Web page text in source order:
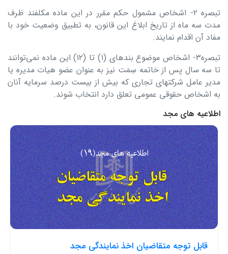
تبصره ۲- اشخاص مشمول حکم مقرر در این ماده مکلفند ظرف
مدت سه ماه از تاریخ ابلاغ این قانون، به تطبیق وضعیت خود با
مفاد آن اقدام نمایند.
تبصره۳- اشخاص موضوع بندهای (۱) تا (۱۲) این ماده نمی‌توانند
تا سه سال پس از خاتمه سِمَت نیز به عنوان عضو هیات مدیره یا
مدیر عامل شرکتهای تجاری که بیش از بیست درصد سرمایه آنان
به اشخاص حقوقی عمومی تعلق دارد انتخاب شوند.
اطلاعیه های مجد
قابل توجه متقاضیان اخذ نمایندگی مجد